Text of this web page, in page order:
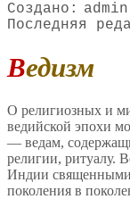
admin
Ведизм
О религиозных и
ведийской эпохи
— ведам,
религии, ритуалу.
Индии священными
поколения в